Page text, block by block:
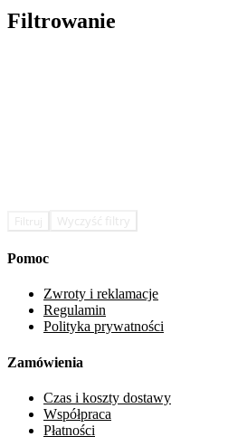
Filtrowanie
Filtruj Wyczyść filtry
Pomoc
Zwroty i reklamacje
Regulamin
Polityka prywatności
Zamówienia
Czas i koszty dostawy
Współpraca
Płatności